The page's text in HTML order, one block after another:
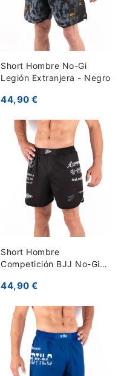
Short Hombre No-Gi
Legión Extranjera - Negro
44,90 €
Short Hombre
Competición BJJ No-Gi
Negro
44,90 €